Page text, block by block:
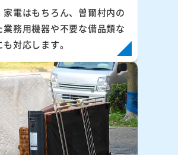
家電はもちろん、曽爾村内の
務用機器や不要な備品類な
対応します。